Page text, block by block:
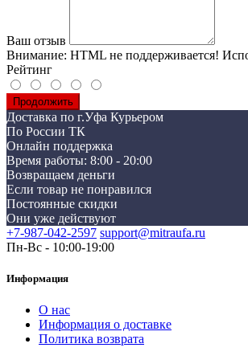
Ваш отзыв
Внимание: HTML не поддерживается!
Рейтинг
Продолжить
Доставка по г.Уфа Курьером
По России ТК
Онлайн поддержка
Время работы: 8:00 - 20:00
Возвращаем деньги
Если товар не понравился
Постоянные скидки
Они уже действуют
+7-987-042-2597 support@mitraufa.ru
Пн-Вс - 10:00-19:00
Информация
О нас
Информация о доставке
Политика возврата